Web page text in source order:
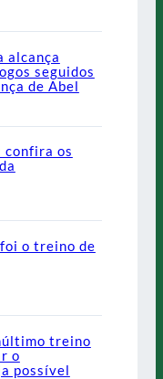
alcança
seguidos
de Abel
os
o treino de
treino
o
possível